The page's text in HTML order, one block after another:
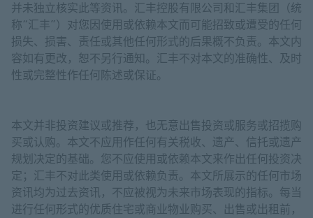
并未独立核实此等资讯。汇丰控股有限公司和汇丰集团（统
称“汇丰”）对您因使用或依赖本文而可能招致或遭受的任何
损失、损害、责任或其他任何形式的后果概不负责。本文内
容如有更改，恕不另行通知。汇丰不对本文的准确性、及时
性或完整性作任何陈述或保证。
本文并非投资建议或推荐，也无意出售投资或服务或招揽购
买或认购。本文不应用作任何有关税收、遗产、信托或遗产
规划决定的基础。您不应使用或依赖本文来作出任何投资决
定；汇丰不对此类使用或依赖负责。本文所展示的任何市场
资讯均为过去资讯，不应被视为未来市场表现的指标。每当
进行任何形式的优质住宅或商业物业购买、出售或出租前，